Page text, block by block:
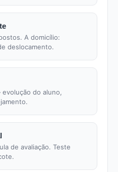
A domicílio:
deslocamento.
do aluno,
de avaliação. Teste